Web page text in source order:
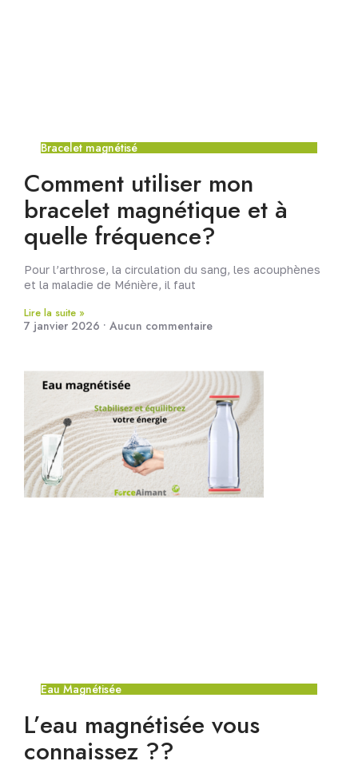
Bracelet magnétisé
Comment utiliser mon
bracelet magnétique et à
quelle fréquence?
Pour l’arthrose, la circulation du sang, les acouphènes
et la maladie de Ménière, il faut
Lire la suite »
7 janvier 2026 Aucun commentaire
Eau Magnétisée
L’eau magnétisée vous
connaissez ??